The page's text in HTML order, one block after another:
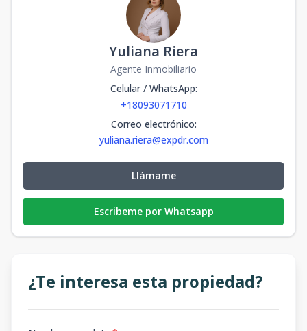
Yuliana Riera
Agente Inmobiliario
Celular / WhatsApp:
+18093071710
Correo electrónico:
yuliana.riera@expdr.com
Llámame
Escribeme por Whatsapp
¿Te interesa esta propiedad?